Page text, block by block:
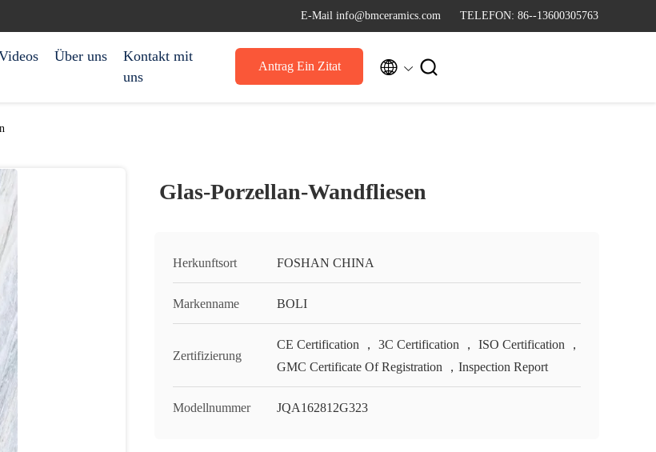
E-Mail info@bmceramics.com TELEFON: 86--13600305763
Über uns
Kontakt mit
uns
Antrag Ein Zitat  
Glas-Porzellan-Wandfliesen
Herkunftsort FOSHAN CHINA
Markenname BOLI
Zertifizierung
CE Certification ， 3C Certification ， ISO Certification ，
GMC Certificate Of Registration ，Inspection Report
Modellnummer JQA162812G323